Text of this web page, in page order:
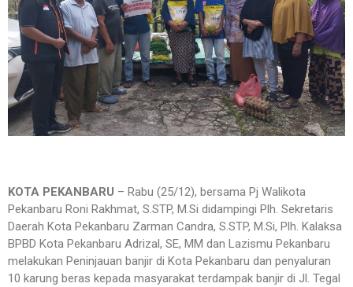
KOTA PEKANBARU – Rabu (25/12), bersama Pj Walikota
Pekanbaru Roni Rakhmat, S.STP, M.Si didampingi Plh. Sekretaris
Daerah Kota Pekanbaru Zarman Candra, S.STP, M.Si, Plh. Kalaksa
BPBD Kota Pekanbaru Adrizal, SE, MM dan Lazismu Pekanbaru
melakukan Peninjauan banjir di Kota Pekanbaru dan penyaluran
10 karung beras kepada masyarakat terdampak banjir di Jl. Tegal